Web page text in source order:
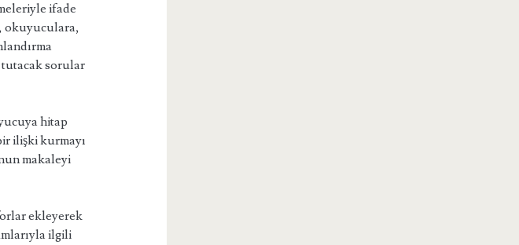
ifade
okuyuculara,
tutacak sorular
hitap
ilişki kurmayı
makaleyi
ekleyerek
ilgili